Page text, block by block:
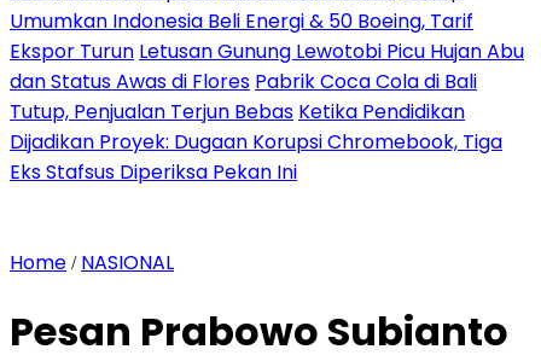
Umumkan Indonesia Beli Energi & 50 Boeing, Tarif
Ekspor Turun Letusan Gunung Lewotobi Picu Hujan Abu
dan Status Awas di Flores Pabrik Coca Cola di Bali
Tutup, Penjualan Terjun Bebas Ketika Pendidikan
Dijadikan Proyek: Dugaan Korupsi Chromebook, Tiga
Eks Stafsus Diperiksa Pekan Ini
Home / NASIONAL
Pesan Prabowo Subianto